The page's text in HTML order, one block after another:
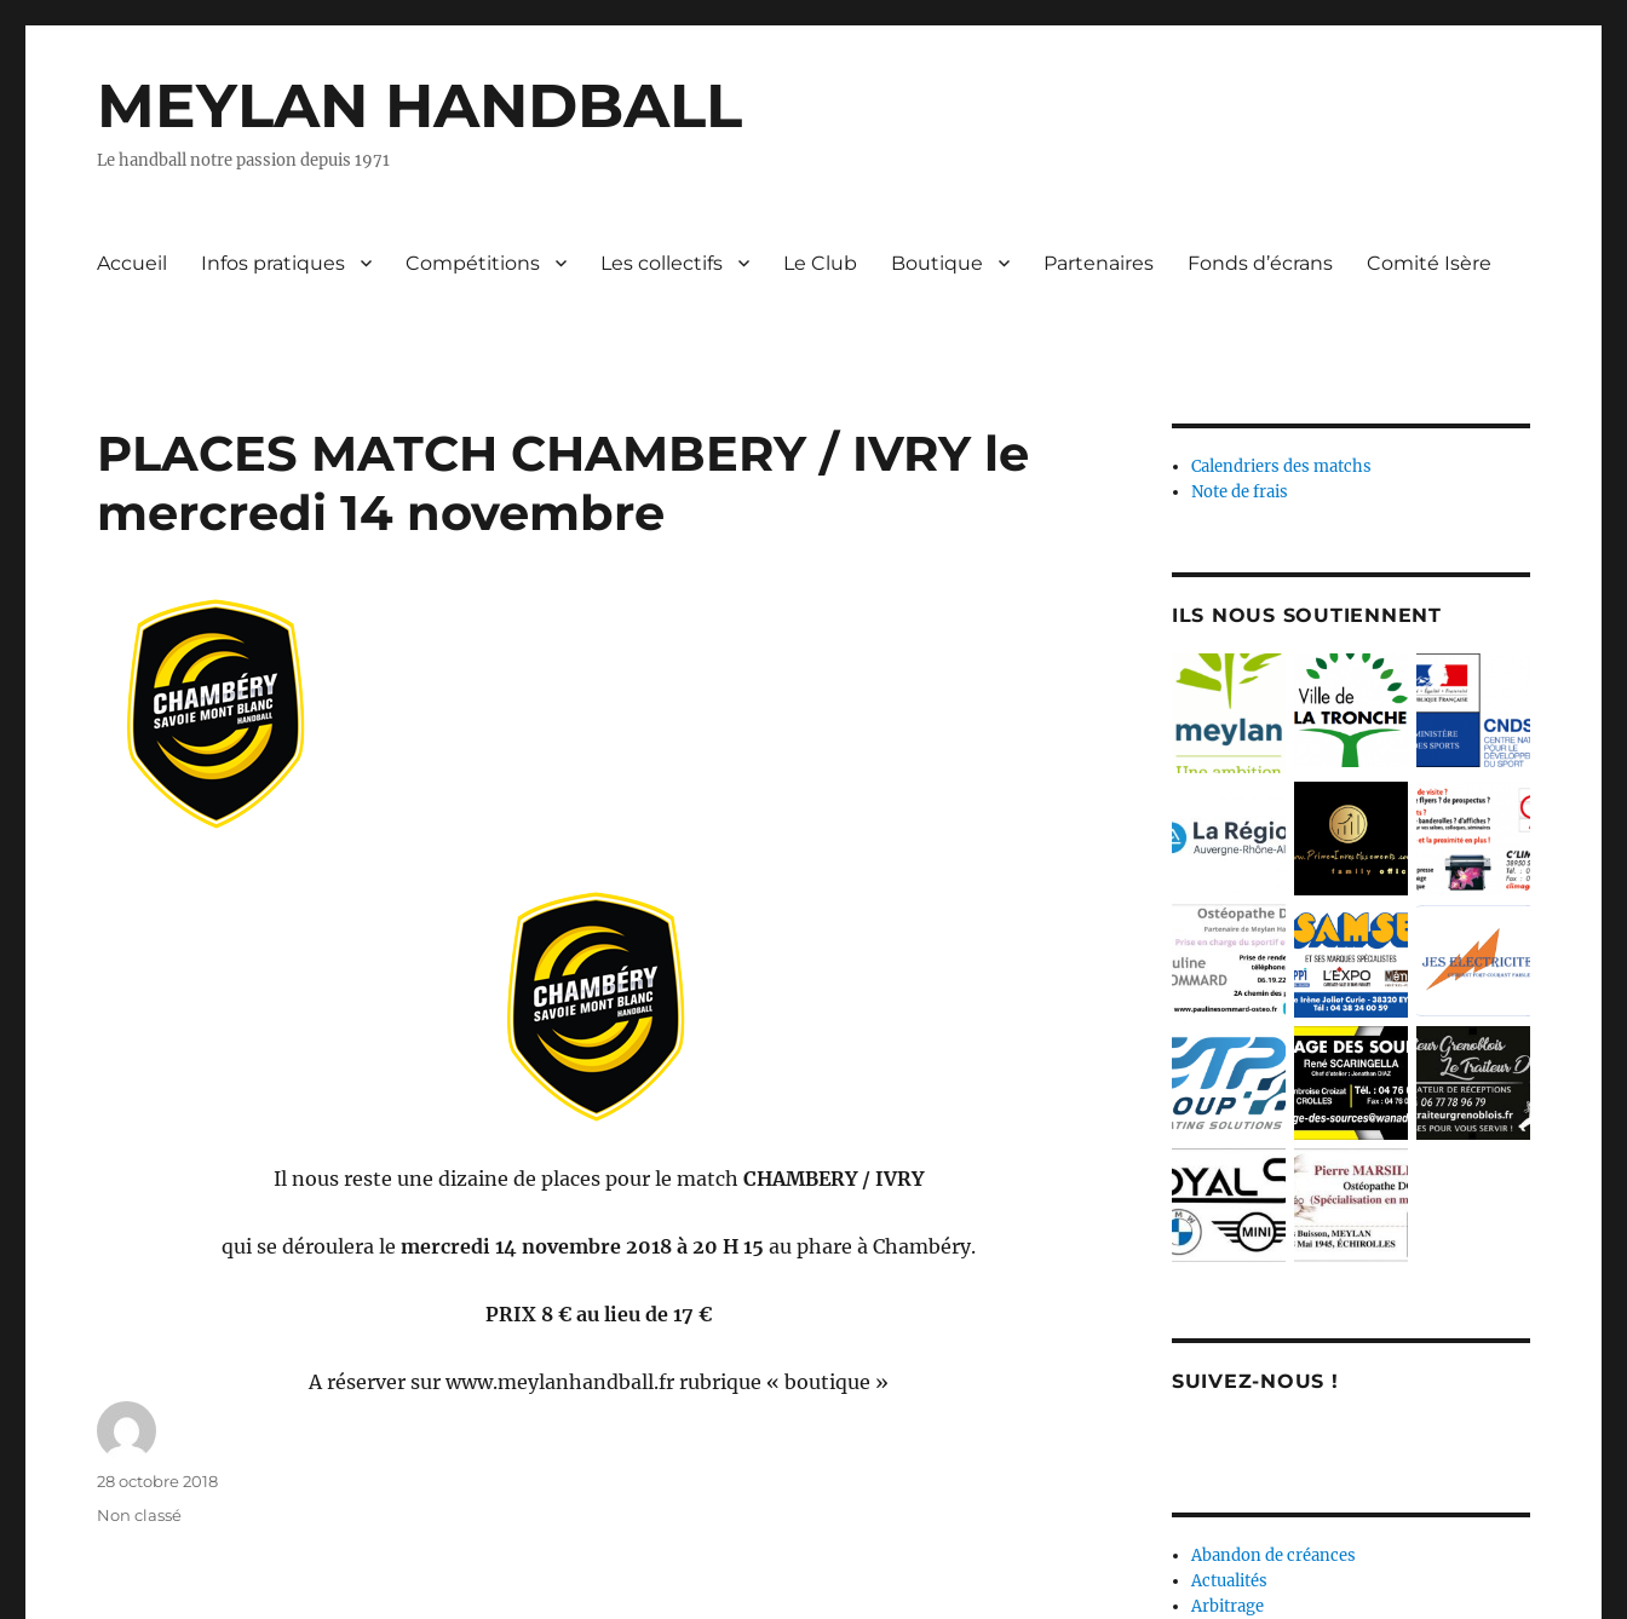
MEYLAN HANDBALL
Le handball notre passion depuis 1971
Accueil Infos pratiques Compétitions Les collectifs Le Club Boutique Partenaires Fonds d’écrans Comité Isère
PLACES MATCH CHAMBERY / IVRY le
mercredi 14 novembre
Il nous reste une dizaine de places pour le match CHAMBERY / IVRY
qui se déroulera le mercredi 14 novembre 2018 à 20 H 15 au phare à Chambéry.
PRIX 8 € au lieu de 17 €
A réserver sur www.meylanhandball.fr rubrique « boutique »
Auteur
Publié
28 octobre 2018
Catégories
Non classé
Calendriers des matchs
Note de frais
ILS NOUS SOUTIENNENT
SUIVEZ-NOUS !
Abandon de créances
Actualités
Arbitrage